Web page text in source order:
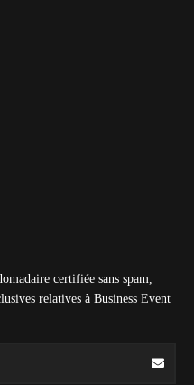
certifiée sans spam,
relatives à Business Event